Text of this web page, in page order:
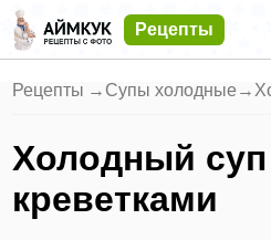
Рецепты
Рецепты → Супы холодные →
Холодный суп
креветками